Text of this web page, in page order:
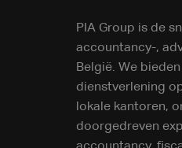
PIA Group is de
accountancy-,
België. We
dienstverlening
lokale kantoren,
doorgedreven